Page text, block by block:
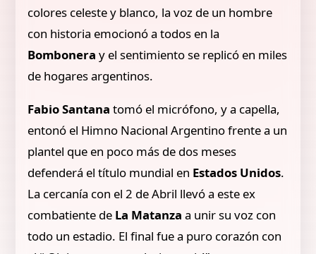
colores celeste y blanco, la voz de un hombre
con historia emocionó a todos en la
Bomboneray el sentimiento se replicó en miles
de hogares argentinos.
Fabio Santana tomó el micrófono, y a capella,
entonó el Himno Nacional Argentino frente a un
plantel que en poco más de dos meses
defenderá el título mundial en Estados Unidos.
La cercanía con el 2 de Abril llevó a este ex
combatiente de La Matanza a unir su voz con
todo un estadio. El final fue a puro corazón con